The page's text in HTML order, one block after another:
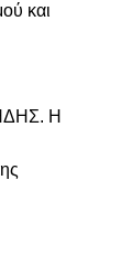
και
Η